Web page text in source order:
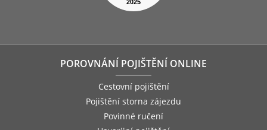
POROVNÁNÍ POJIŠTĚNÍ ONLINE
Cestovní pojištění
Pojištění storna zájezdu
Povinné ručení